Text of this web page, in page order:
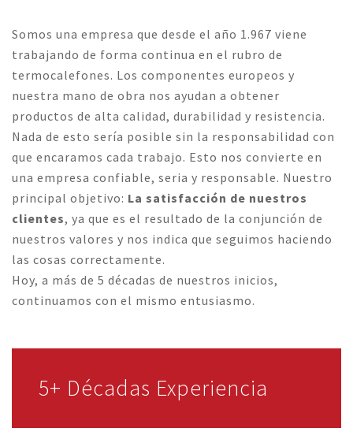
Somos una empresa que desde el año 1.967 viene
trabajando de forma continua en el rubro de
termocalefones. Los componentes europeos y
nuestra mano de obra nos ayudan a obtener
productos de alta calidad, durabilidad y resistencia.
Nada de esto sería posible sin la responsabilidad con
que encaramos cada trabajo. Esto nos convierte en
una empresa confiable, seria y responsable. Nuestro
principal objetivo: La satisfacción de nuestros
clientes, ya que es el resultado de la conjunción de
nuestros valores y nos indica que seguimos haciendo
las cosas correctamente.
Hoy, a más de 5 décadas de nuestros inicios,
continuamos con el mismo entusiasmo.
5+ Décadas Experiencia